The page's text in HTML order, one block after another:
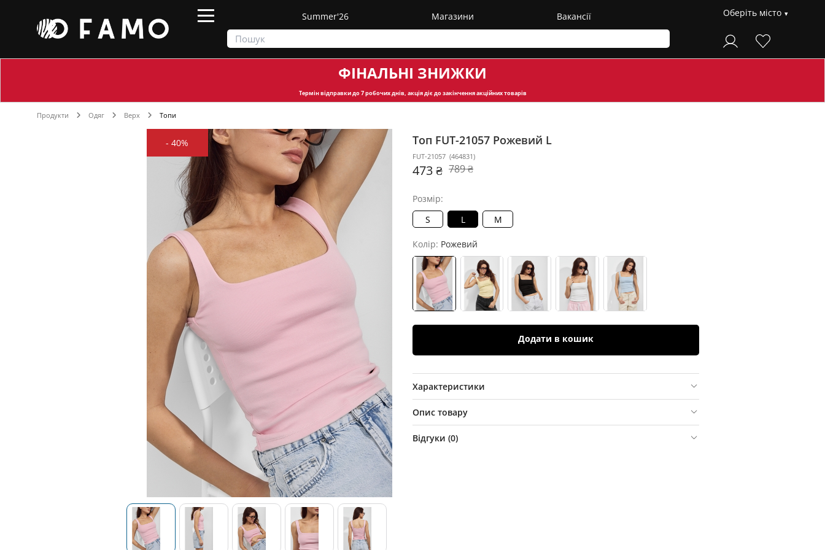
Summer'26 Магазини Вакансії Оберіть місто
ФІНАЛЬНІ ЗНИЖКИ
Термін відправкидо 7 робочих днів, акція діє до закінчення акційних товарів
Продукти Одяг Верх Топи
-40% Топ FUT-21057 Рожевий L
FUT-21057 (464831)
473 ₴ 789 ₴
Розмір:
S
L M
Колір: Рожевий
Додати в кошик
Характеристики
Опис товару
Відгуки (0)